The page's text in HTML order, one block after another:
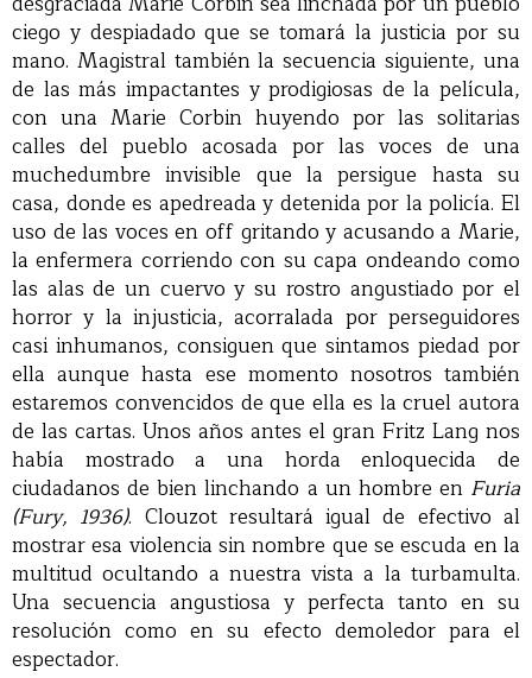
ciego y despiadado que se tomará la justicia por su
mano. Magistral también la secuencia siguiente, una
de las más impactantes y prodigiosas de la película,
con una Marie Corbin huyendo por las solitarias
calles del pueblo acosada por las voces de una
muchedumbre invisible que la persigue hasta su
casa, donde es apedreada y detenida por la policía. El
uso de las voces en off gritando y acusando a Marie,
la enfermera corriendo con su capa ondeando como
las alas de un cuervo y su rostro angustiado por el
horror y la injusticia, acorralada por perseguidores
casi inhumanos, consiguen que sintamos piedad por
ella aunque hasta ese momento nosotros también
estaremos convencidos de que ella es la cruel autora
de las cartas. Unos años antes el gran Fritz Lang nos
había mostrado a una horda enloquecida de
ciudadanos de bien linchando a un hombre en Furia
(Fury, 1936). Clouzot resultará igual de efectivo al
mostrar esa violencia sin nombre que se escuda en la
multitud ocultando a nuestra vista a la turbamulta.
Una secuencia angustiosa y perfecta tanto en su
resolución como en su efecto demoledor para el
espectador.